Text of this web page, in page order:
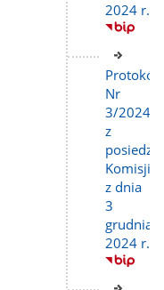
2024 r.
do
Protokół
Nr
3/2024
z
Komisji
z dnia
3
grudnia
2024 r.